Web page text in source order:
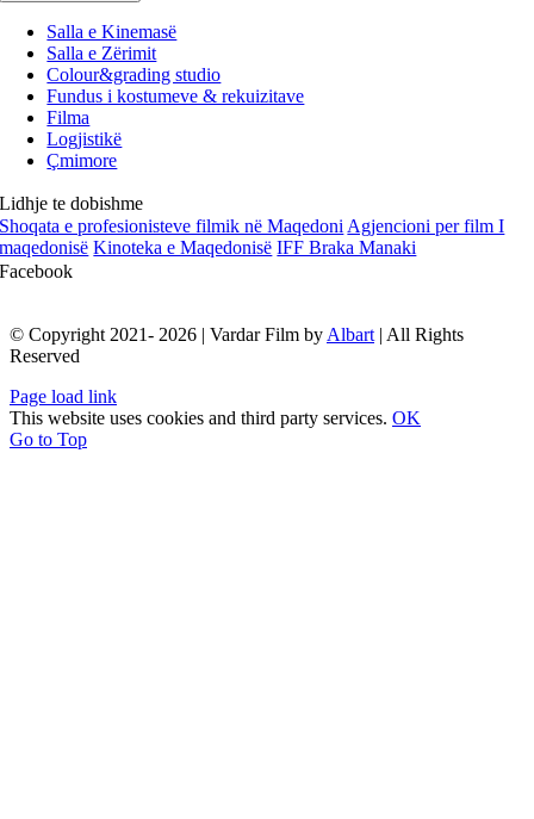
Salla e Kinemasë
Salla e Zërimit
Colour&grading studio
Fundus i kostumeve & rekuizitave
Filma
Logjistikë
Çmimore
Lidhje te dobishme
Shoqata e profesionisteve filmik në Maqedoni Agjencioni per film I
maqedonisë Kinoteka e Maqedonisë IFF Braka Manaki
Facebook
© Copyright 2021- 2026 | Vardar Film by Albart | All Rights
Reserved
Page load link
This website uses cookies and third party services. OK
Go to Top